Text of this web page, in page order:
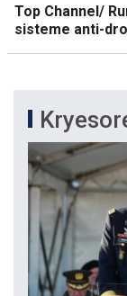
Top Channel/
sisteme anti-